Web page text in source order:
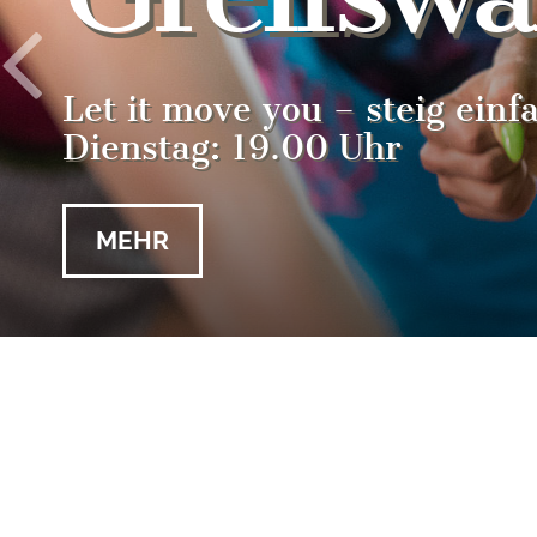
Let it move you – steig
Dienstag: 19.00 Uhr
MEHR